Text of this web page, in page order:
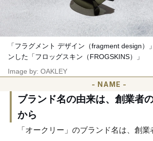
「フラグメント デザイン（fragment design）
ンした「フロッグスキン（FROGSKINS）」
Image by: OAKLEY
- NAME -
ブランド名の由来は、創業者
から
「オークリー」のブランド名は、創業